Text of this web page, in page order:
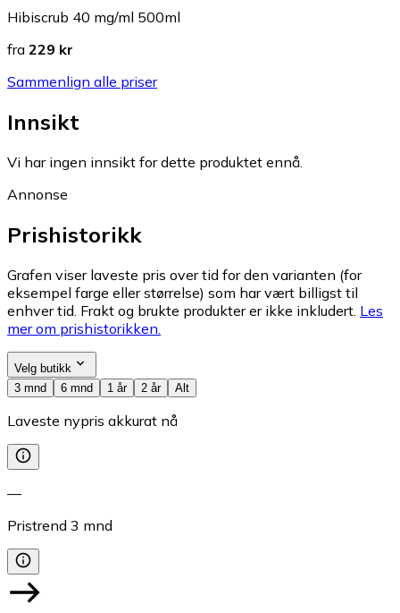
Hibiscrub 40 mg/ml 500ml
fra 229 kr
Sammenlign alle priser
Innsikt
Vi har ingen innsikt for dette produktet ennå.
Annonse
Prishistorikk
Grafen viser laveste pris over tid for den varianten (for
eksempel farge eller størrelse) som har vært billigst til
enhver tid. Frakt og brukte produkter er ikke inkludert. Les
mer om prishistorikken.
Velg butikk
3 mnd
6 mnd 1 år 2 år Alt
Laveste nypris akkurat nå
—
Pristrend 3 mnd